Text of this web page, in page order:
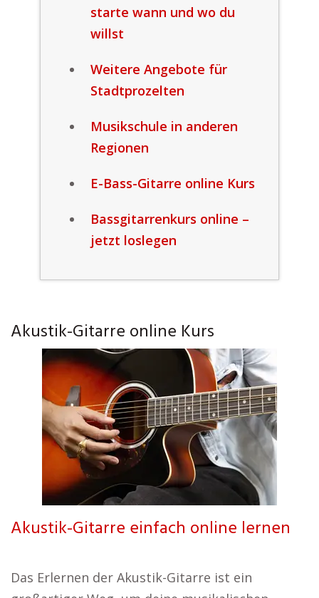
starte wann und wo du
willst
Weitere Angebote für
Stadtprozelten
Musikschule in anderen
Regionen
E-Bass-Gitarre online Kurs
Bassgitarrenkurs online –
jetzt loslegen
Akustik-Gitarre online Kurs
Akustik-Gitarre einfach online lernen
Das Erlernen der Akustik-Gitarre ist ein